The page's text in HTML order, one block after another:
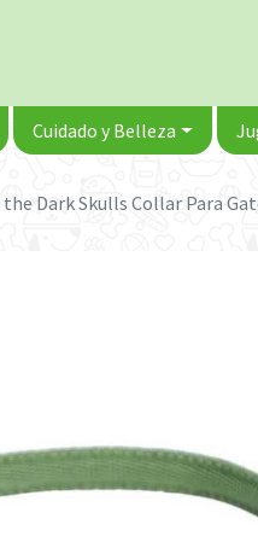
Cuidado y Belleza
Dark Skulls Collar Para